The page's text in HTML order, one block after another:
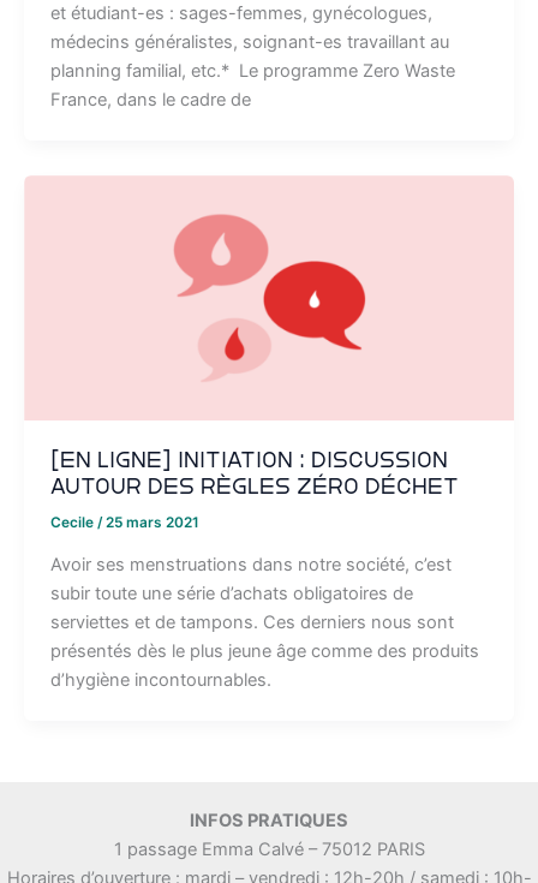
et étudiant-es : sages-femmes, gynécologues,
médecins généralistes, soignant-es travaillant au
planning familial, etc.* Le programme Zero Waste
France, dans le cadre de
[EN LIGNE] Initiation : discussion
autour des règles zéro déchet
Cecile /25 mars 2021
Avoir ses menstruations dans notre société, c’est
subir toute une série d’achats obligatoires de
serviettes et de tampons. Ces derniers nous sont
présentés dès le plus jeune âge comme des produits
d’hygiène incontournables.
INFOS PRATIQUES
1 passage Emma Calvé – 75012 PARIS
Horaires d’ouverture : mardi – vendredi : 12h-20h / samedi : 10h-